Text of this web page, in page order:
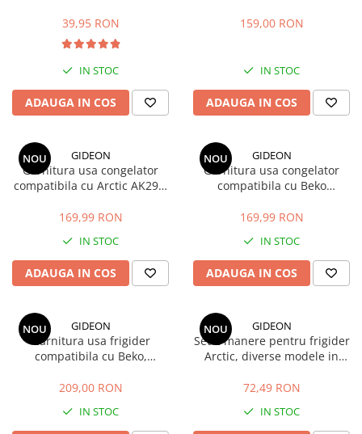
39,95 RON
IN STOC
ADAUGA IN COS
K6370 , magnetica, 113, 5 x 58
159,00 RON
IN STOC
ADAUGA IN COS
NOU GIDEON
Garnitura usa congelator
compatibila cu Arctic AK296,
magnetica, 73,5cm x 58cm
169,99 RON
IN STOC
ADAUGA IN COS
NOU GIDEON
Garnitura usa congelator
compatibila cu Beko
DBK386WD, DBK3862WD,
5cm x 58cm
169,99 RON
IN STOC
ADAUGA IN COS
NOU GIDEON
Garnitura usa frigider
compatibila cu Beko,
RCSA406, K60406, magnetica,
209,00 RON
IN STOC
NOU GIDEON
Set 2 manere pentru frigider
Arctic, diverse modele in
21.5 cm
72,49 RON
IN STOC